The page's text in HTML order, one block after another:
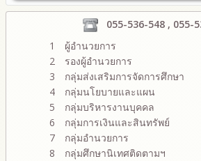
055-536-548 , 055-
1
ผู้อำนวยการ
2
รองผู้อำนวยการ
3
กลุ่มส่งเสริมการจัดการศึกษา
4
กลุ่มนโยบายและแผน
5
กลุ่มบริหารงานบุคคล
6
กลุ่มการเงินและสินทรัพย์
7
กลุ่มอำนวยการ
8
กลุ่มศึกษานิเทศติดตามฯ